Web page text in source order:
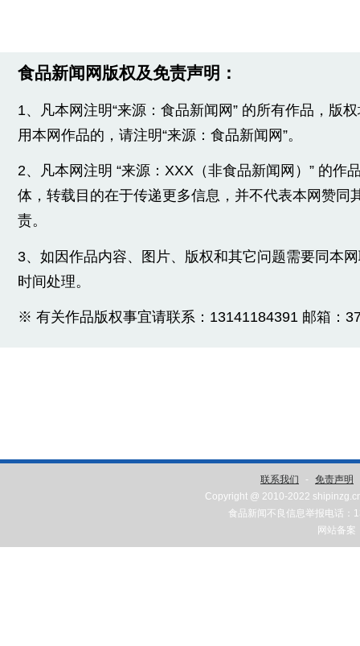
食品新闻网版权及免责声明：
1、凡本网注明“来源：食品新闻网” 的所有作品，版
用本网作品的，请注明“来源：食品新闻网”。
2、凡本网注明 “来源：XXX（非食品新闻网）” 的作
体，转载目的在于传递更多信息，并不代表本网赞同
责。
3、如因作品内容、图片、版权和其它问题需要同本
时间处理。
※ 有关作品版权事宜请联系：13141184391 邮箱：
联系我们 - 免责声明
Copyright @ 2010-2022
食品新闻不良信息举报电话：
网站备案